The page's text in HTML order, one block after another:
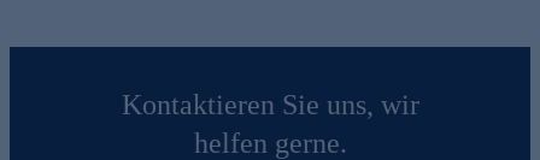
Kontaktieren Sie uns, wir
helfen gerne.